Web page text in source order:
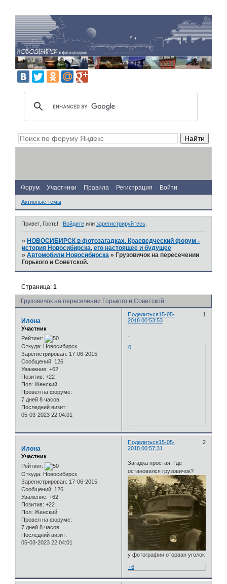
Форум Участники Правила Регистрация Войти
Активные темы
Привет, Гость! Войдитеили зарегистрируйтесь.
» НОВОСИБИРСК в фотозагадках. Краеведческий форум -
история Новосибирска, его настоящее и будущее
»Автомобили Новосибирска » Грузовичок на пересечении
Горького и Советской.
Грузовичок на пересечении Горького и Советской.
Страница:1
Поделиться 1
15-05-
2018 00:53:53
Илона
Участник
Рейтинг:
Откуда: Новосибирск
Зарегистрирован: 17-06-2015
Сообщений: 126
Уважение: +62
Позитив: +22
Пол: Женский
Провел на форуме:
7 дней 8 часов
Последний визит:
05-03-2023 22:04:01
0
Поделиться 2
15-05-
2018 00:57:31
Илона
Участник
Рейтинг:
Откуда: Новосибирск
Зарегистрирован: 17-06-2015
Сообщений: 126
Уважение: +62
Позитив: +22
Пол: Женский
Провел на форуме:
7 дней 8 часов
Последний визит:
05-03-2023 22:04:01
Загадка простая. Где
остановился грузовичок?
у фотографии оторван уголок
+6